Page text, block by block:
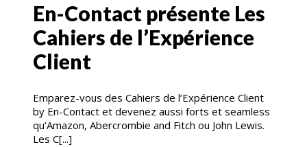
En-Contact présente Les
Cahiers de l’Expérience
Client
Emparez-vous des Cahiers de l’Expérience Client
by En-Contact et devenez aussi forts et seamless
qu’Amazon, Abercrombie and Fitch ou John Lewis.
Les C[...]